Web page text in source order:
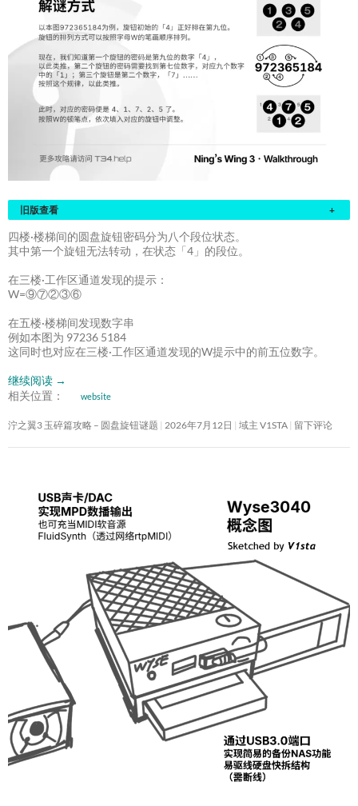
旧版查看 +
四楼·楼梯间的圆盘旋钮密码分为八个段位状态。
其中第一个旋钮无法转动，在状态「4」的段位。
在三楼·工作区通道发现的提示：
W=⑨⑦②③⑥
在五楼·楼梯间发现数字串
例如本图为 97236 5184
这同时也对应在三楼·工作区通道发现的W提示中的前五位数字。
继续阅读 →
相关位置：
website
泞之翼3 玉碎篇攻略 – 圆盘旋钮谜题 2026年7月12日 域主 V1STA 留下评论